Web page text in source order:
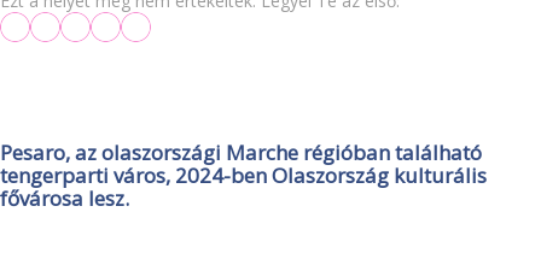
Pesaro, az olaszországi Marche régióban található
tengerparti város, 2024-ben Olaszország kulturális
fővárosa lesz.